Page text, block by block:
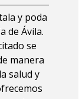
y poda
de Ávila.
se
manera
salud y